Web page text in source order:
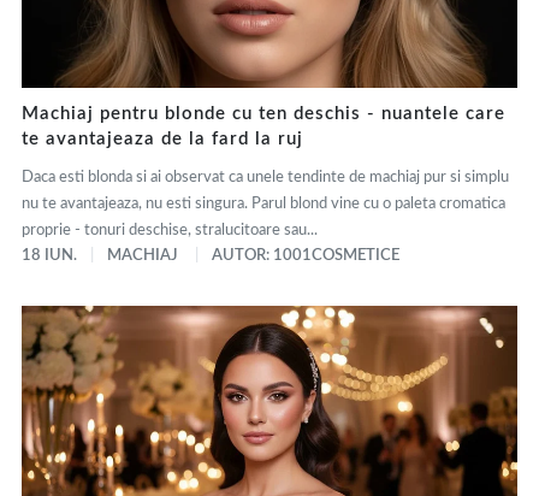
Machiaj pentru blonde cu ten deschis - nuantele care
te avantajeaza de la fard la ruj
Daca esti blonda si ai observat ca unele tendinte de machiaj pur si simplu
nu te avantajeaza, nu esti singura. Parul blond vine cu o paleta cromatica
proprie - tonuri deschise, stralucitoare sau...
18 IUN.
MACHIAJ AUTOR: 1001COSMETICE